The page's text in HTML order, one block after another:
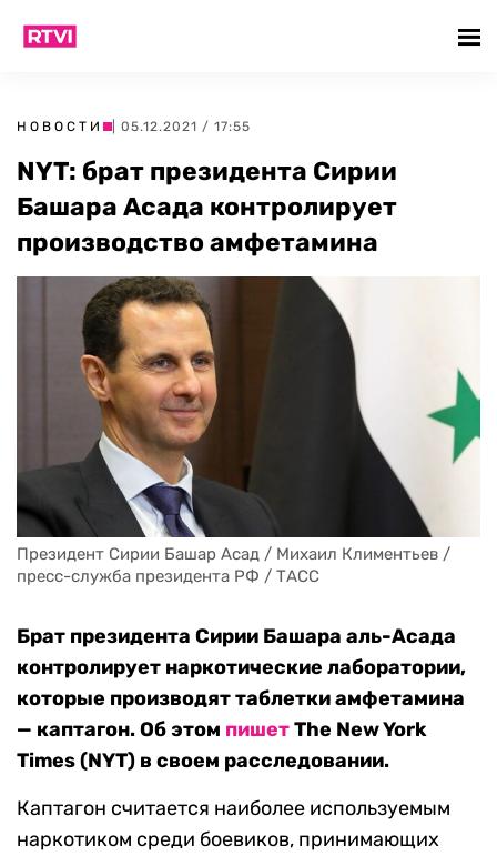
НОВОСТИ | 05.12.2021 / 17:55
NYT: брат президента Сирии
Башара Асада контролирует
производство амфетамина
Президент Сирии Башар Асад / Михаил Климентьев /
пресс-служба президента РФ / ТАСС
Брат президента Сирии Башара аль-Асада
контролирует наркотические лаборатории,
которые производят таблетки амфетамина
— каптагон. Об этом пишетThe New York
Times (NYT) в своем расследовании.
Каптагон считается наиболее используемым
наркотиком среди боевиков, принимающих